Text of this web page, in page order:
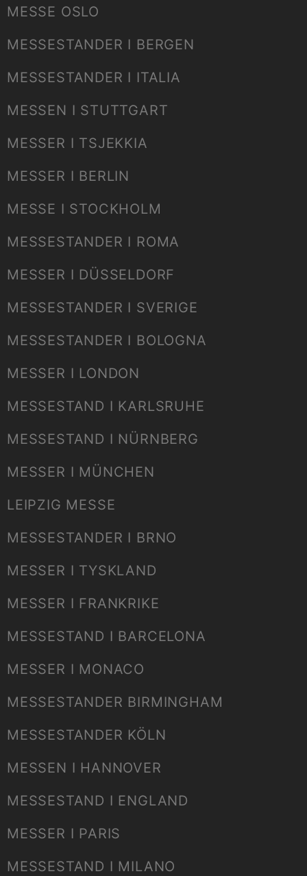
MESSE OSLO
MESSESTANDER I BERGEN
MESSESTANDER I ITALIA
MESSEN I STUTTGART
MESSER I TSJEKKIA
MESSER I BERLIN
MESSE I STOCKHOLM
MESSESTANDER I ROMA
MESSER I DÜSSELDORF
MESSESTANDER I SVERIGE
MESSESTANDER I BOLOGNA
MESSER I LONDON
MESSESTAND I KARLSRUHE
MESSESTAND I NÜRNBERG
MESSER I MÜNCHEN
LEIPZIG MESSE
MESSESTANDER I BRNO
MESSER I TYSKLAND
MESSER I FRANKRIKE
MESSESTAND I BARCELONA
MESSER I MONACO
MESSESTANDER BIRMINGHAM
MESSESTANDER KÖLN
MESSEN I HANNOVER
MESSESTAND I ENGLAND
MESSER I PARIS
MESSESTAND I MILANO